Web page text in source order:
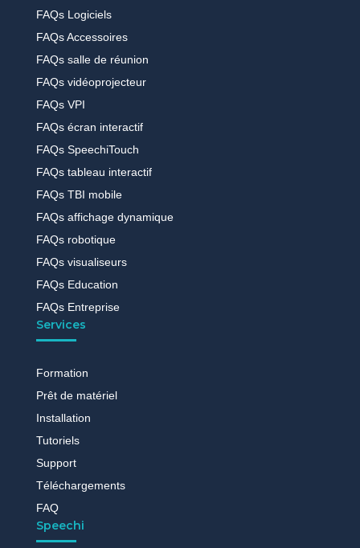
FAQs Logiciels
FAQs Accessoires
FAQs salle de réunion
FAQs vidéoprojecteur
FAQs VPI
FAQs écran interactif
FAQs SpeechiTouch
FAQs tableau interactif
FAQs TBI mobile
FAQs affichage dynamique
FAQs robotique
FAQs visualiseurs
FAQs Education
FAQs Entreprise
Services
Formation
Prêt de matériel
Installation
Tutoriels
Support
Téléchargements
FAQ
Speechi